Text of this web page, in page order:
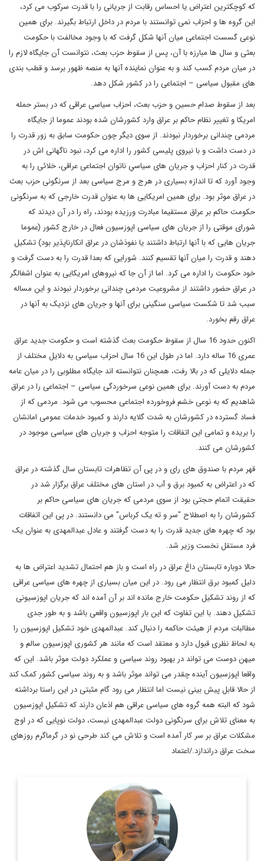
که کوچکترین اعتراض یا احساس رقابت از جریانی را با قدرت سرکوب می کرد،
این گروه ها و احزاب نمی توانستند با مردم در داخل ارتباط بگیرند. برای همین
نوعی گسست اجتماعی میان آنها شکل گرفت که با وجود مخالفت با حکومت
بعثی و سال ها مبارزه با آن، پس از سقوط حزب بعث، نتوانست آن جایگاه لازم را
در میان مردم کسب کند و به عنوان نماینده آنها به منصه ظهور برسد و قطب بندی
های مقبول سیاسی – اجتماعی را در کشور شکل دهد.
بعد از سقوط صدام حسین و حزب بعث، احزاب سیاسی عراقی که در بستر حمله
امریکا و تغییر نظام حاکم بر عراق وارد کشورشان شده بودند عموما از جایگاه
مردمی چندانی برخوردار نبودند. از سوی دیگر چون حکومت سابق به زور قدرت را
در دست داشت و با نیروی پلیسی کشور را اداره می کرد، نبود ناگهانی اش در
قدرت در کنار احزاب و جریان های سیاسیِ ناتوان اجتماعی عراقی، خلائی را به
وجود آورد که تا اندازه بسیاری در هرج و مرج سیاسی بعد از سرنگونی حزب بعث
در عراق موثر بود. برای همین امریکایی ها به عنوان قدرت خارجی که به سرنگونی
حکومت حاکم بر عراق مستقیما مبادرت ورزیده بودند، راه را در آن دیدند که
شورای موقتی را از جریان های سیاسی اپوزسیون فعال در خارج کشور (عموما
جریان هایی که با آنها ارتباط داشتند یا نفوذشان در عراق انکارناپذیر بود) تشکیل
دهند و قدرت را میان آنها تقسیم کنند. شورایی که بعدا قدرت را به دست گرفت و
خود حکومت را اداره می کرد. اما از آن جا که نیروهای امریکایی به عنوان اشغالگر
در عراق حضور داشتند از مشروعیت مردمی چندانی برخوردار نبودند و این مساله
سبب شد تا شکست سیاسی سنگینی برای آنها و جریان های نزدیک به آنها در
عراق رقم بخورد.
اکنون حدود 16 سال از سقوط حکومت بعث گذشته است و حکومت جدید عراق
عمری 16 ساله دارد. اما در طول این 16 سال احزاب سیاسی به دلایل مختلف از
جمله دلایلی که در بالا رفت، همچنان نتوانسته اند جایگاه مطلوبی را در میان عامه
مردم به دست آورند. برای همین نوعی سرخوردگی سیاسی – اجتماعی را در عراق
شاهدیم که به نوعی خشم فروخورده اجتماعی محسوب می شود. مردمی که از
فساد گسترده در کشورشان به شدت گلایه دارند و کمبود خدمات عمومی امانشان
را بریده و تمامی این اتفاقات را متوجه احزاب و جریان های سیاسی موجود در
کشورشان می کنند.
قهر مردم با صندوق های رای و در پی آن تظاهرات تابستان سال گذشته در عراق
که در اعتراض به کمبود برق و آب در استان های مختلف عراق برگزار شد در
حقیقت اتمام حجتی بود از سوی مردمی که جریان های سیاسی حاکم بر
کشورشان را به اصطلاح "سر و ته یک کرباس" می دانستند. در پی این اتفاقات
بود که چهره های جدید قدرت را به دست گرفتند و عادل عبدالمهدی به عنوان یک
فرد مستقل نخست وزیر شد.
حالا دوباره تابستان داغ عراق در راه است و باز هم احتمال تشدید اعتراض ها به
دلیل کمبود برق انتظار می رود. در این میان بسیاری از چهره های سیاسی عراقی
که از روند تشکیل حکومت خارج مانده اند بر آن آمده اند که جریان اپوزسیونی
تشکیل دهند. با این تفاوت که این بار اپوزسیون واقعی باشد و به طور جدی
مطالبات مردم از هیئت حاکمه را دنبال کند. عبدالمهدی خود تشکیل اپوزسیون را
به لحاظ نظری قبول دارد و معتقد است که مانند هر کشوری اپوزسیون سالم و
میهن دوست می تواند در بهبود روند سیاسی و عملکرد دولت موثر باشد. این که
واقعا اپوزسیون آینده چقدر می تواند موثر باشد و به روند سیاسی کشور کمک کند
از حالا قابل پیش بینی نیست اما انتظار می رود گام مثبتی در این راستا برداشته
شود که البته همه گروه های سیاسی عراقی هم اذعان دارند که تشکیل اپوزسیون
به معنای تلاش برای سرنگونی دولت عبدالمهدی نیست، دولت نوپایی که در اوج
مشکلات عراق بر سر کار آمده است و تلاش می کند طرحی نو در گرماگرم روزهای
سخت عراق دراندازد./اعتماد
روزنامه نگار، نویسنده، مترجم و سردبیر دیپلماسی ایرانی.
اطلاعات بیشتر